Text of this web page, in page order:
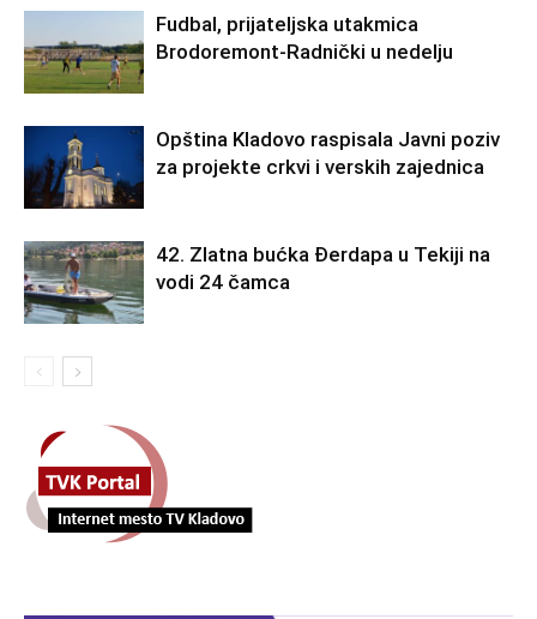
Fudbal, prijateljska utakmica
Brodoremont-Radnički u nedelju
Opština Kladovo raspisala Javni poziv
za projekte crkvi i verskih zajednica
42. Zlatna bućka Đerdapa u Tekiji na
vodi 24 čamca